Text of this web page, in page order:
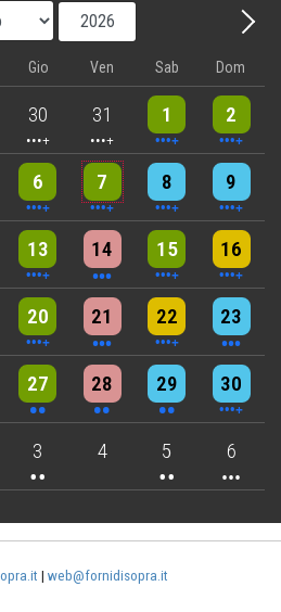
Anno
Gio Ven Sab Dom
30
5 events 31
5 events 1
9 events 2
8 events
6
6 events 7
5 events 8
7 events 9
8 events
13
9 events 14
3 events 15
7 events 16
4 events
20
6 events 21
3 events 22
4 events 23
3 events
27
2 events 28
2 events 29
2 events 30
4 events
3
2 events 4 5
2 events 6
3 events
| web@fornidisopra.it